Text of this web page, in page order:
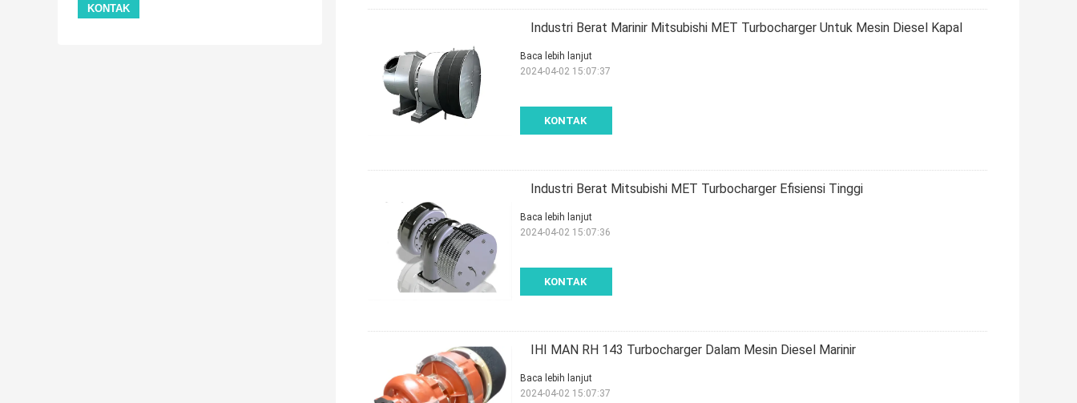
Industri Berat Marinir Mitsubishi MET Turbocharger Untuk Mesin Diesel Kapal
KONTAK
Baca lebih lanjut
2024-04-02 15:07:37
Industri Berat Mitsubishi MET Turbocharger Efisiensi Tinggi
KONTAK
Baca lebih lanjut
2024-04-02 15:07:36
IHI MAN RH 143 Turbocharger Dalam Mesin Diesel Marinir
Baca lebih lanjut
2024-04-02 15:07:37